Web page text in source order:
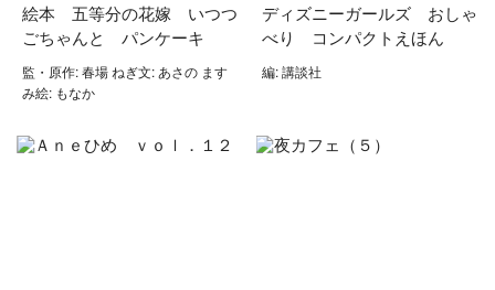
絵本 五等分の花嫁 いつつ
ごちゃんと パンケーキ
監・原作: 春場 ねぎ文: あさの ます
み絵: もなか
ディズニーガールズ おしゃ
べり コンパクトえほん
編: 講談社